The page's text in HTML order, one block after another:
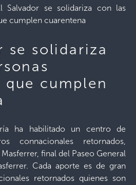
Salvador se solidariza con las
cumplen cuarentena
se solidariza
que cumplen
ha habilitado un centro de
connacionales retornados,
final del Paseo General
Cada aporte es de gran
retornados quienes son